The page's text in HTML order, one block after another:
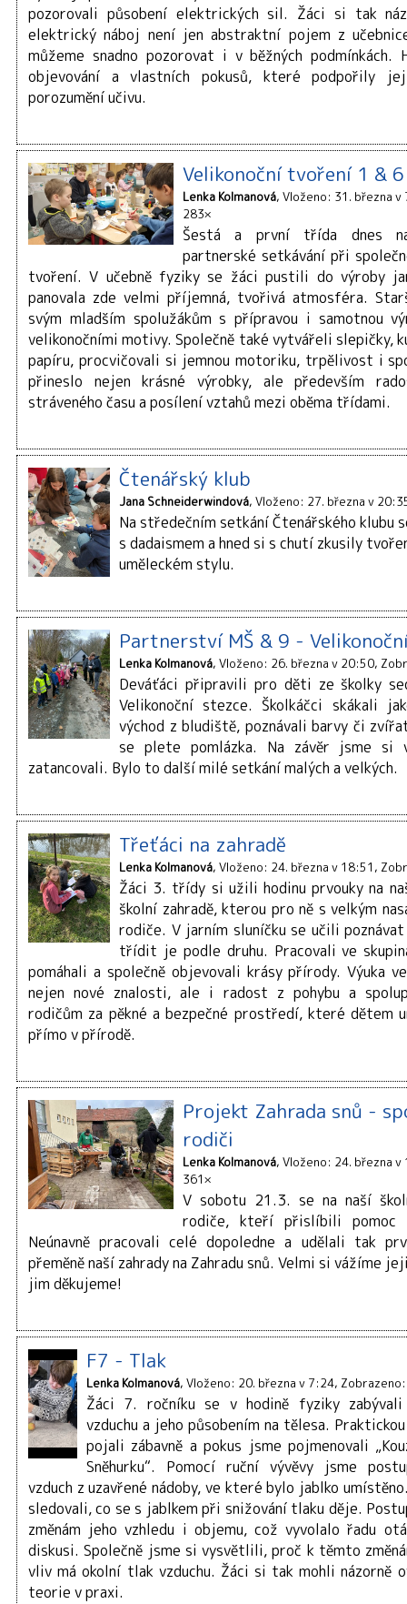
pozorovali působení elektrických sil. Žáci si tak
elektrický náboj není jen abstraktní pojem z
můžeme snadno pozorovat i v běžných podmínkách.
objevování a vlastních pokusů, které podpořily
porozumění učivu.
Velikonoční tvoření 1 & 6
Lenka Kolmanová Vloženo: 31. března v
283×
Šestá a první třída dnes
partnerské setkávání při
tvoření. V učebně fyziky se žáci pustili do výroby
panovala zde velmi příjemná, tvořivá atmosféra.
svým mladším spolužákům s přípravou i samotnou
velikonočními motivy. Společně také vytvářeli slepičky,
papíru, procvičovali si jemnou motoriku, trpělivost i
přineslo nejen krásné výrobky, ale především
stráveného času a posílení vztahů mezi oběma třídami.
Čtenářský klub
Jana Schneiderwindová Vloženo: 27. března v
Na středečním setkání Čtenářského klubu
s dadaismem a hned si s chutí zkusily
uměleckém stylu.
Partnerství MŠ & 9 -
Lenka Kolmanová Vloženo: 26. března v 20:50
Deváťáci připravili pro děti ze školky
Velikonoční stezce. Školkáčci skákali
východ z bludiště, poznávali barvy či
se plete pomlázka. Na závěr jsme si
zatancovali. Bylo to další milé setkání malých a velkých.
Třeťáci na zahradě
Lenka Kolmanová Vloženo: 24. března v 18:51
Žáci 3. třídy si užili hodinu prvouky na
školní zahradě, kterou pro ně s velkým
rodiče. V jarním sluníčku se učili
třídit je podle druhu. Pracovali ve
pomáhali a společně objevovali krásy přírody. Výuka
nejen nové znalosti, ale i radost z pohybu a
rodičům za pěkné a bezpečné prostředí, které dětem
přímo v přírodě.
Projekt Zahrada snů -
rodiči
Lenka Kolmanová Vloženo: 24. března v
361×
V sobotu 21.3. se na naší
rodiče, kteří přislíbili pomoc
Neúnavně pracovali celé dopoledne a udělali tak
přeměně naší zahrady na Zahradu snů. Velmi si vážíme
jim děkujeme!
F7 - Tlak
Lenka Kolmanová Vloženo: 20. března v 7:24
Žáci 7. ročníku se v hodině fyziky
vzduchu a jeho působením na tělesa.
pojali zábavně a pokus jsme pojmenovali
Sněhurku“. Pomocí ruční vývěvy jsme
vzduch z uzavřené nádoby, ve které bylo jablko
sledovali, co se s jablkem při snižování tlaku děje.
změnám jeho vzhledu i objemu, což vyvolalo řadu
diskusi. Společně jsme si vysvětlili, proč k těmto
vliv má okolní tlak vzduchu. Žáci si tak mohli názorně
teorie v praxi.